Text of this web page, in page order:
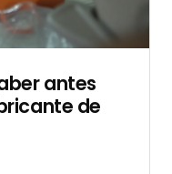
antes
de